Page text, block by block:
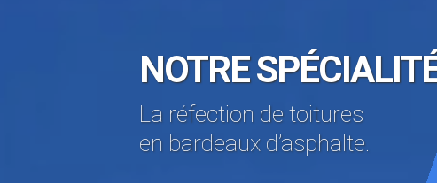
NOTRE
La réfection de toitures
en bardeaux d’asphalte.